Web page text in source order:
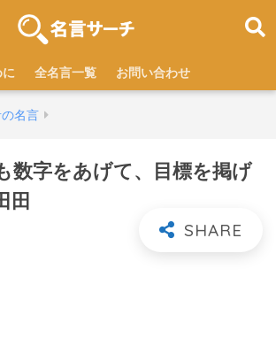
全名言一覧 お問い合わせ
名言
数字をあげて、目標を掲げ
田